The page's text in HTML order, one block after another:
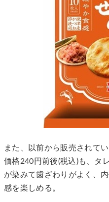
また、以前から販売されて
価格240円前後(税込)も、タ
が染みて歯ざわりがよく、
感を楽しめる。